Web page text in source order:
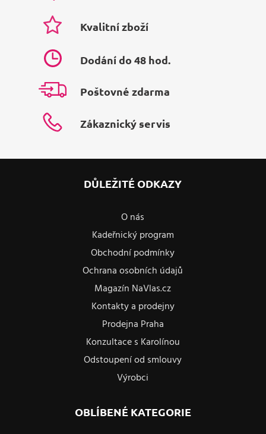
Kvalitní zboží
Dodání do 48 hod.
Poštovné zdarma
Zákaznický servis
DŮLEŽITÉ ODKAZY
O nás
Kadeřnický program
Obchodní podmínky
Ochrana osobních údajů
Magazín NaVlas.cz
Kontakty a prodejny
Prodejna Praha
Konzultace s Karolínou
Odstoupení od smlouvy
Výrobci
OBLÍBENÉ KATEGORIE